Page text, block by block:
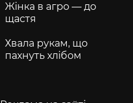
Жінка в агро — до
щастя
Хвала рукам, що
пахнуть хлібом